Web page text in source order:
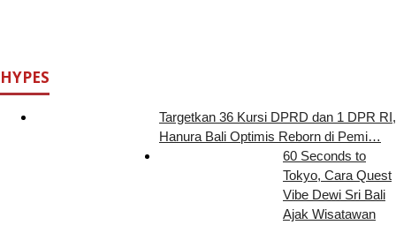
HYPES
Targetkan 36 Kursi DPRD dan 1 DPR RI,
Hanura Bali Optimis Reborn di Pemi…
60 Seconds to
Tokyo, Cara Quest
Vibe Dewi Sri Bali
Ajak Wisatawan